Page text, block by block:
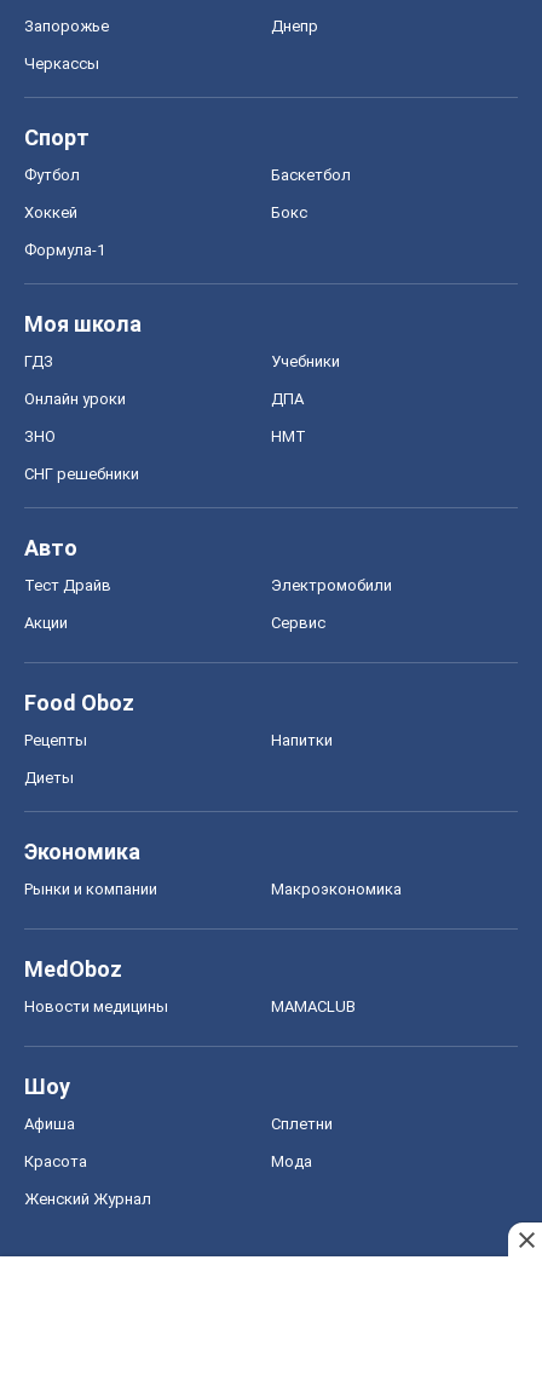
Запорожье Днепр
Черкассы
Спорт
Футбол Баскетбол
Хоккей Бокс
Формула-1
Моя школа
ГДЗ Учебники
Онлайн уроки ДПА
ЗНО НМТ
СНГ решебники
Авто
Тест Драйв Электромобили
Акции Сервис
Food Oboz
Рецепты Напитки
Диеты
Экономика
Рынки и компании Mакроэкономика
MedOboz
Новости медицины MAMACLUB
Шоу
Афиша Сплетни
Красота Мода
Женский Журнал